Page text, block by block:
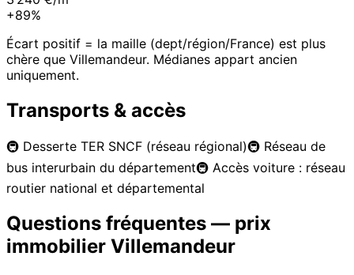
+89%
Écart positif = la maille (dept/région/France) est plus
chère que Villemandeur. Médianes appart ancien
uniquement.
Transports & accès
🚇 Desserte TER SNCF (réseau régional)🚇 Réseau de
bus interurbain du département🚇 Accès voiture : réseau
routier national et départemental
Questions fréquentes — prix
immobilier Villemandeur